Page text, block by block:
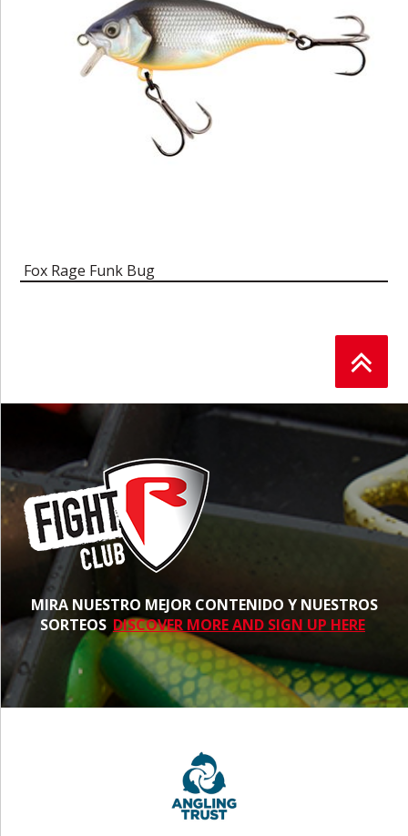
Fox Rage Funk Bug
MIRA NUESTRO MEJOR CONTENIDO Y NUESTROS
SORTEOS DISCOVER MORE AND SIGN UP HERE